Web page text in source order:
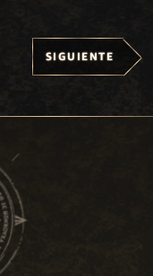
SIGUIENTE